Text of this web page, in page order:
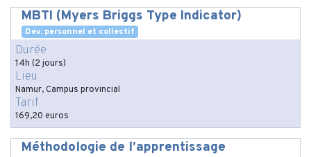
MBTI (Myers Briggs Type Indicator)
Dev. personnel et collectif
Durée
14h (2 jours)
Lieu
Namur, Campus provincial
Tarif
169,20 euros
Méthodologie de l’apprentissage